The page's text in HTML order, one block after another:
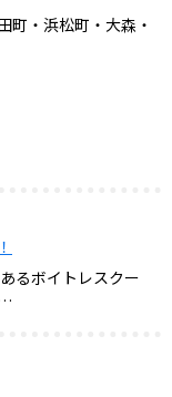
町・浜松町・大森・
るボイトレスクー